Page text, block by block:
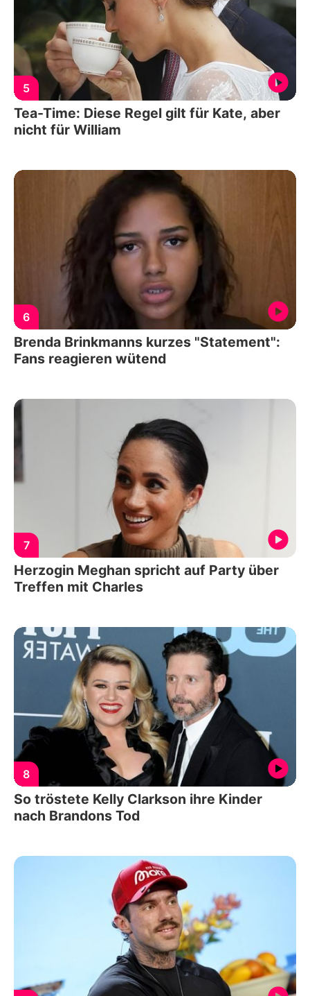
5
Tea-Time: Diese Regel gilt für Kate, aber
nicht für William
6
Brenda Brinkmanns kurzes "Statement":
Fans reagieren wütend
7
Herzogin Meghan spricht auf Party über
Treffen mit Charles
8
So tröstete Kelly Clarkson ihre Kinder
nach Brandons Tod